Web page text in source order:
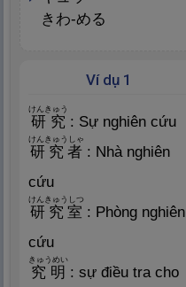
きわ-める
Ví dụ 1
研 究
けんきゅう
: Sự nghiên cứu
研 究者
けんきゅうしゃ
: Nhà nghiên
cứu
研 究室
けんきゅうしつ
: Phòng nghiên
cứu
究 明
きゅうめい
: sự điều tra cho